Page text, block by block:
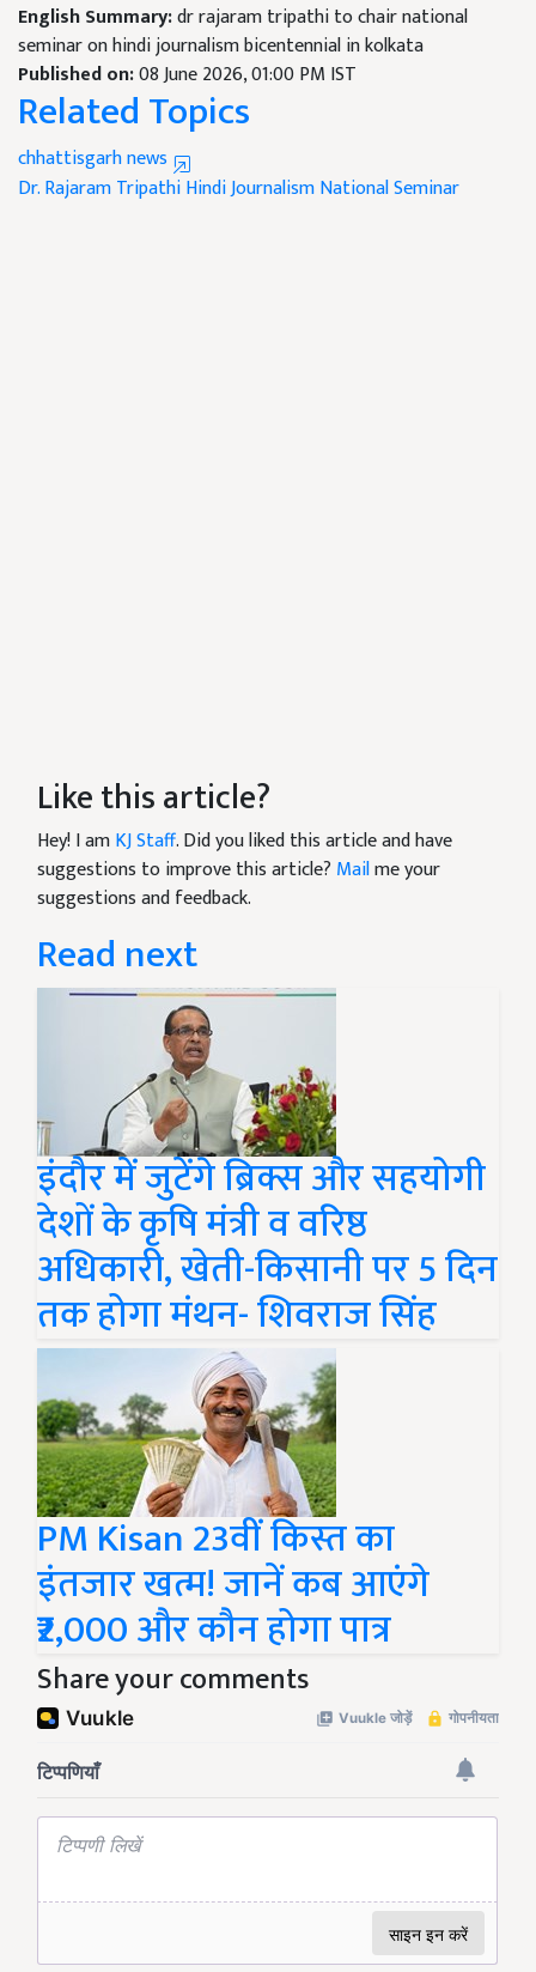
English Summary:dr rajaram tripathi to chair national
seminar on hindi journalism bicentennial in kolkata
Published on:08 June 2026, 01:00 PM IST
Related Topics
chhattisgarh news
Dr. Rajaram TripathiHindi JournalismNational Seminar
Like this article?
Hey! I amKJ Staff. Did you liked this article and have
suggestions to improve this article? Mailme your
suggestions and feedback.
Read next
इंदौर में जुटेंगे ब्रिक्स और सहयोगी
देशों के कृषि मंत्री व वरिष्ठ
अधिकारी, खेती-किसानी पर 5 दिन
तक होगा मंथन- शिवराज सिंह
PM Kisan 23वीं किस्त का
इंतजार खत्म! जानें कब आएंगे
₹2,000 और कौन होगा पात्र
Share your comments